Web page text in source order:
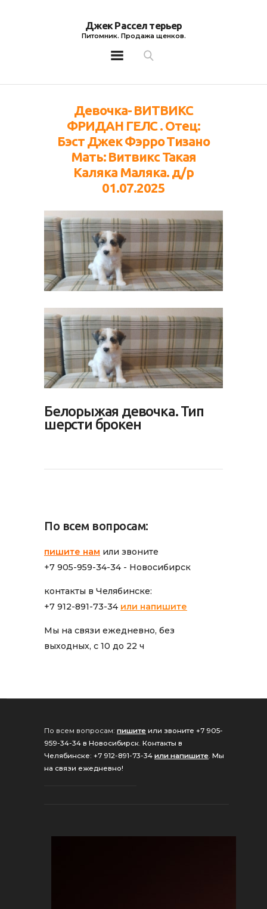
Джек Рассел терьер
Питомник. Продажа щенков.
Девочка- ВИТВИКС
ФРИДАН ГЕЛС . Отец:
Бэст Джек Фэрро Тизано
Мать: Витвикс Такая
Каляка Маляка. д/р
01.07.2025
Джек Рассел терьер
Питомник. Продажа щенков.
Белорыжая девочка. Тип
шерсти брокен
По всем вопросам:
пишите нам или звоните
+7 905-959-34-34 - Новосибирск
контакты в Челябинске:
+7 912-891-73-34 или напишите
Мы на связи ежедневно, без
выходных, с 10 до 22 ч
По всем вопросам: пишите или звоните +7 905-
959-34-34 в Новосибирск. Контакты в
Челябинске: +7 912-891-73-34 или напишите. Мы
на связи ежедневно!